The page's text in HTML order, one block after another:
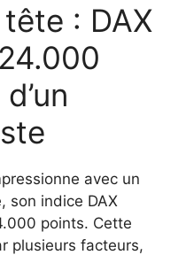
: DAX
avec un
son indice DAX
points. Cette
plusieurs facteurs,